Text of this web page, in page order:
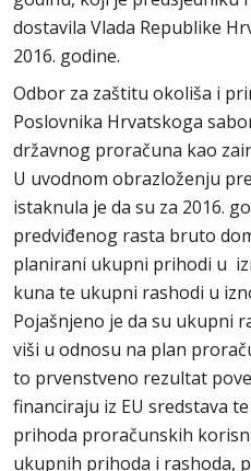
dostavila Vlada Republike
2016. godine.
Odbor za zaštitu okoliša i
Poslovnika Hrvatskoga
državnog proračuna kao
U uvodnom obrazloženju
istaknula je da su za 2016.
predviđenog rasta bruto
planirani ukupni prihodi u
kuna te ukupni rashodi u
Pojašnjeno je da su ukupni
viši u odnosu na plan
to prvenstveno rezultat
financiraju iz EU sredstava
prihoda proračunskih
ukupnih prihoda i rashoda,